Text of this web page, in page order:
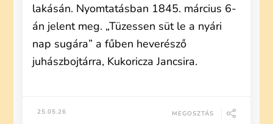
lakásán. Nyomtatásban 1845. március 6-
án jelent meg. „Tüzessen süt le a nyári
nap sugára” a fűben heverésző
juhászbojtárra, Kukoricza Jancsira.
25.05.26 MEGOSZTÁS